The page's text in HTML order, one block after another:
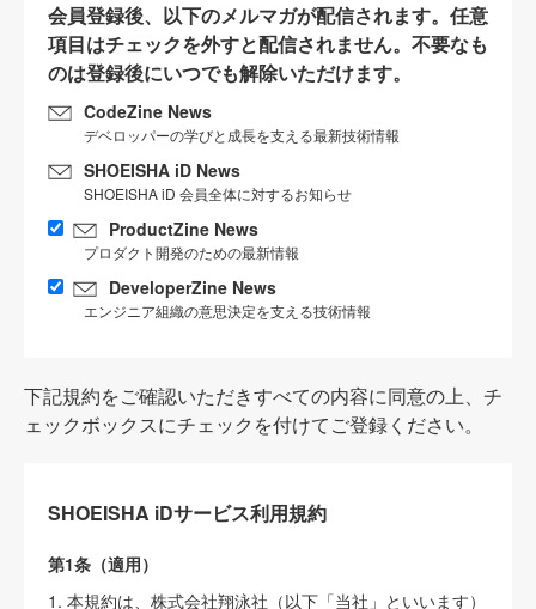
会員登録後、以下のメルマガが配信されます。任意
項目はチェックを外すと配信されません。不要なも
のは登録後にいつでも解除いただけます。
CodeZine News
デベロッパーの学びと成長を支える最新技術情報
SHOEISHA iD News
SHOEISHA iD 会員全体に対するお知らせ
ProductZine News
プロダクト開発のための最新情報
DeveloperZine News
エンジニア組織の意思決定を支える技術情報
下記規約をご確認いただきすべての内容に同意の上、チ
ェックボックスにチェックを付けてご登録ください。
SHOEISHA iDサービス利用規約
第1条（適用）
1. 本規約は、株式会社翔泳社（以下「当社」といいます）